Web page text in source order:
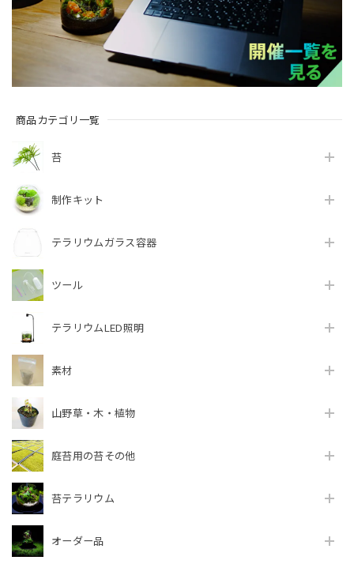
商品カテゴリ一覧
苔
制作キット
テラリウムガラス容器
ツール
テラリウムLED照明
素材
山野草・木・植物
庭苔用の苔その他
苔テラリウム
オーダー品